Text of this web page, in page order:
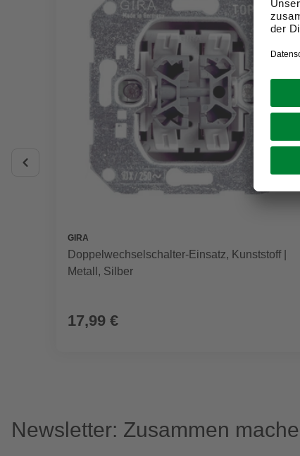
GIRA
Doppelwechselschalter-Einsatz, Kunststoff |
Metall, Silber
17,99 €
Newsletter: Zusammen